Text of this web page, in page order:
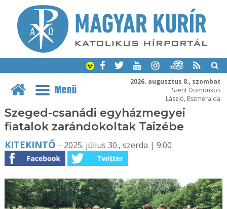
2026. augusztus 8., szombat
Szent Domonkos
László, Eszmeralda
Menü
Szeged-csanádi egyházmegyei
fiatalok zarándokoltak Taizébe
KITEKINTŐ– 2025. július 30., szerda | 9:00